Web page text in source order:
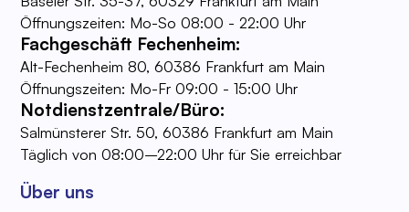
Öffnungszeiten: Mo-So 08:00 - 22:00 Uhr
Fachgeschäft Fechenheim:
Alt-Fechenheim 80, 60386 Frankfurt am Main
Öffnungszeiten: Mo-Fr 09:00 - 15:00 Uhr
Notdienstzentrale/Büro:
Salmünsterer Str. 50, 60386 Frankfurt am Main
Täglich von 08:00–22:00 Uhr für Sie erreichbar
Über uns